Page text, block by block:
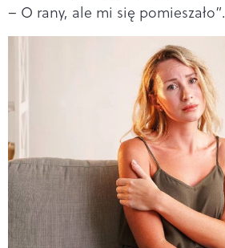
– O rany, ale mi się pomieszało”.